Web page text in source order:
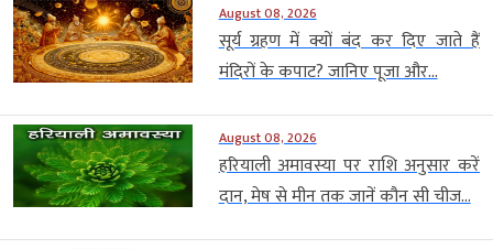
August 08, 2026
सूर्य ग्रहण में क्यों बंद कर दिए जाते हैं
मंदिरों के कपाट? जानिए पूजा और...
August 08, 2026
हरियाली अमावस्या पर राशि अनुसार करें
दान, मेष से मीन तक जानें कौन सी चीज...